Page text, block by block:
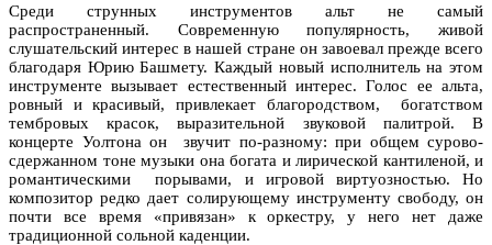
Среди струнных инструментов альт не самый
распространенный. Современную популярность, живой
слушательский интерес в нашей стране он завоевал прежде всего
благодаря Юрию Башмету. Каждый новый исполнитель на этом
инструменте вызывает естественный интерес. Голос ее альта,
ровный и красивый, привлекает благородством, богатством
тембровых красок, выразительной звуковой палитрой. В
концерте Уолтона он звучит по-разному: при общем сурово-
сдержанном тоне музыки она богата и лирической кантиленой, и
романтическими порывами, и игровой виртуозностью. Но
композитор редко дает солирующему инструменту свободу, он
почти все время «привязан» к оркестру, у него нет даже
традиционной сольной каденции.